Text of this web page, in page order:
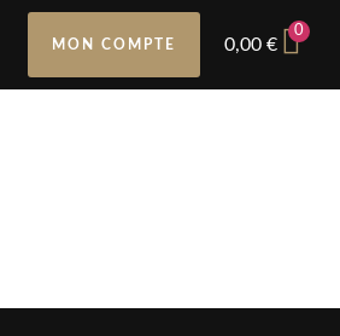
MON COMPTE 0,00 €
0